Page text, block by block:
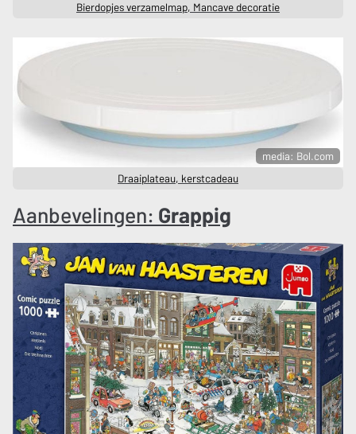
Bierdopjes verzamelmap, Mancave decoratie
media: Bol.com
Draaiplateau, kerstcadeau
Aanbevelingen: Grappig